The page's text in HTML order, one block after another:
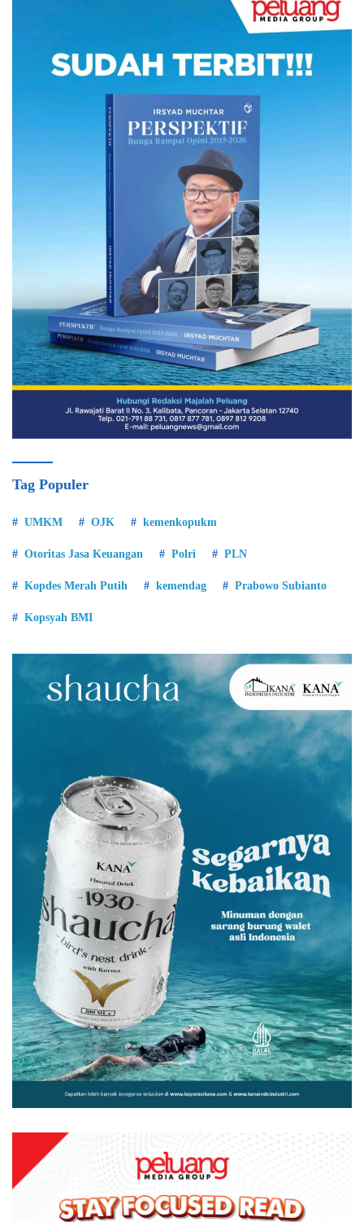
Tag Populer
UMKM OJK kemenkopukm
Otoritas Jasa Keuangan Polri PLN
Kopdes Merah Putih kemendag Prabowo Subianto
Kopsyah BMI